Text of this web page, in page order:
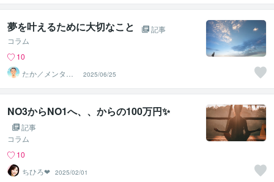
夢を叶えるために大切なこと
記事
コラム
10
たか／メンタル
パートナー
2025/06/25
NO3からNO1へ、、からの100万円✨
記事
コラム
10
ちひろ❤ 2025/02/01